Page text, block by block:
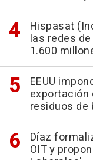
Hispasat
las redes
1.600
EEUU
exportación
residuos de
Díaz
OIT y